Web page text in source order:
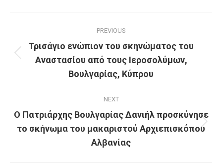
navigation
PREVIOUS
Previous
post:
Τρισάγιο ενώπιον του σκηνώματος του
Αναστασίου από τους Ιεροσολύμων,
Βουλγαρίας, Κύπρου
NEXT
Next
post:
Ο Πατριάρχης Βουλγαρίας Δανιήλ προσκύνησε
το σκήνωμα του μακαριστού Αρχιεπισκόπου
Αλβανίας